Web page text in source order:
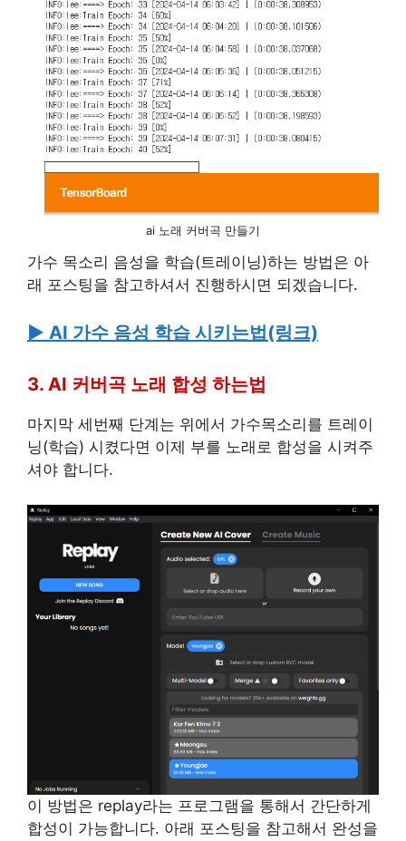
ai 노래 커버곡 만들기
가수 목소리 음성을 학습(트레이닝)하는 방법은 아
래 포스팅을 참고하셔서 진행하시면 되겠습니다.
▶ AI 가수 음성 학습 시키는법(링크)
3. AI 커버곡 노래 합성 하는법
마지막 세번째 단계는 위에서 가수목소리를 트레이
닝(학습) 시켰다면 이제 부를 노래로 합성을 시켜주
셔야 합니다.
이 방법은 replay라는 프로그램을 통해서 간단하게
합성이 가능합니다. 아래 포스팅을 참고해서 완성을